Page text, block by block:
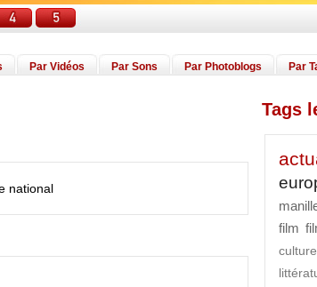
Par Vidéos Par Sons Par Photoblogs Par
national
Tags
film
culture